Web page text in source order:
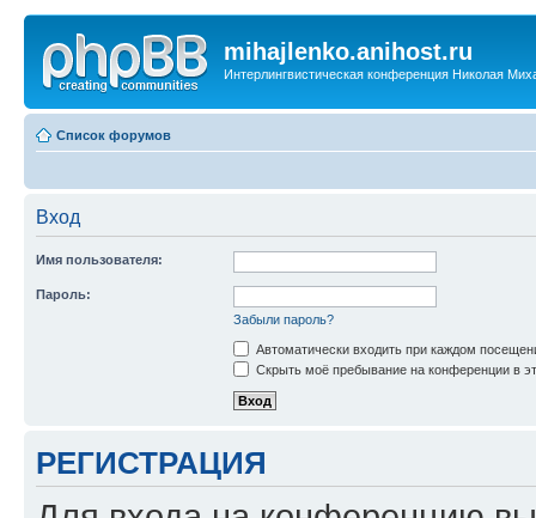
mihajlenko.anihost.ru
Интерлингвистическая конференция Николая
Список форумов
Вход
Имя пользователя:
Пароль:
Забыли пароль?
Автоматически входить при каждом
Скрыть моё пребывание на конференции в
РЕГИСТРАЦИЯ